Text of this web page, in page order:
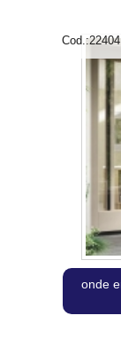
Cod.:22404
onde